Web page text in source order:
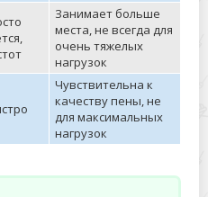
Занимает больше
места, не всегда для
очень тяжелых
нагрузок
Чувствительна к
качеству пены, не
для максимальных
нагрузок